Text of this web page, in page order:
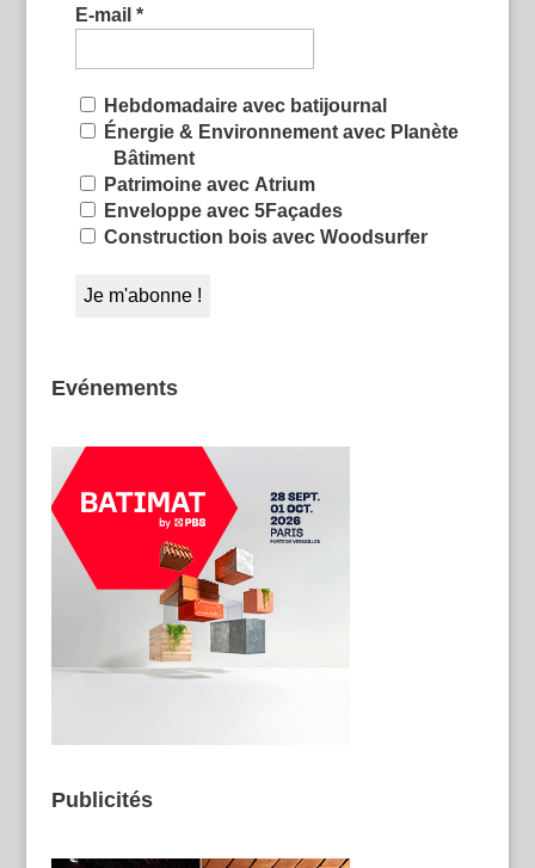
E-mail *
Hebdomadaire avec batijournal
Énergie & Environnement avec Planète
Bâtiment
Patrimoine avec Atrium
Enveloppe avec 5Façades
Construction bois avec Woodsurfer
Evénements
Publicités